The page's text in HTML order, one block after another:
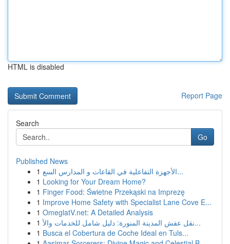
HTML is disabled
Report Page
Search
Go
Published News
1
الأجهزة التفاعلية في القاعات و المدارس السع...
1 Looking for Your Dream Home?
1 Finger Food: Świetne Przekąski na Imprezę
1 Improve Home Safety with Specialist Lane Cove E...
1 OmeglatV.net: A Detailed Analysis
1
نقل عفش المدينة المنورة: دليل شامل للخدمات والأ...
1 Busca el Cobertura de Coche Ideal en Tuls...